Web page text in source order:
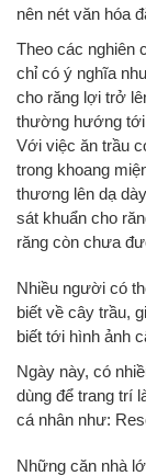
nên nét văn hóa
Theo các nghiên
chỉ có ý nghĩa
cho răng lợi trở
thường hướng tới
Với việc ăn trầu
trong khoang
thương lên dạ
sát khuẩn cho
răng còn chưa
Nhiều người có
biết về cây trầu,
biết tới hình ảnh
Ngày này, có
dùng để trang trí
cá nhân như:
Những căn nhà